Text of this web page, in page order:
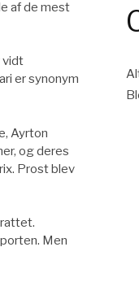
af de mest
vidt
er synonym
Ayrton
og deres
Prost blev
Men